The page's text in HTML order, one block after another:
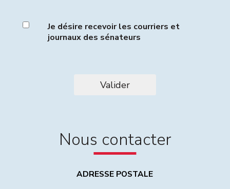
Je désire recevoir les courriers et
journaux des sénateurs
Valider
Nous contacter
ADRESSE POSTALE